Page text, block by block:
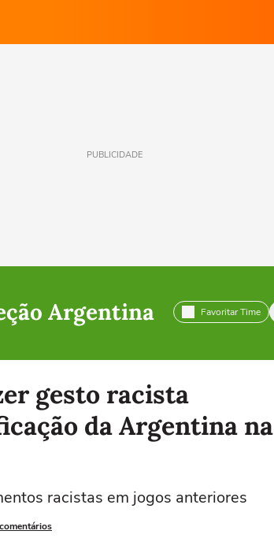
PUBLICIDADE
Argentina Favoritar Time
gesto racista
da Argentina na
racistas em jogos anteriores